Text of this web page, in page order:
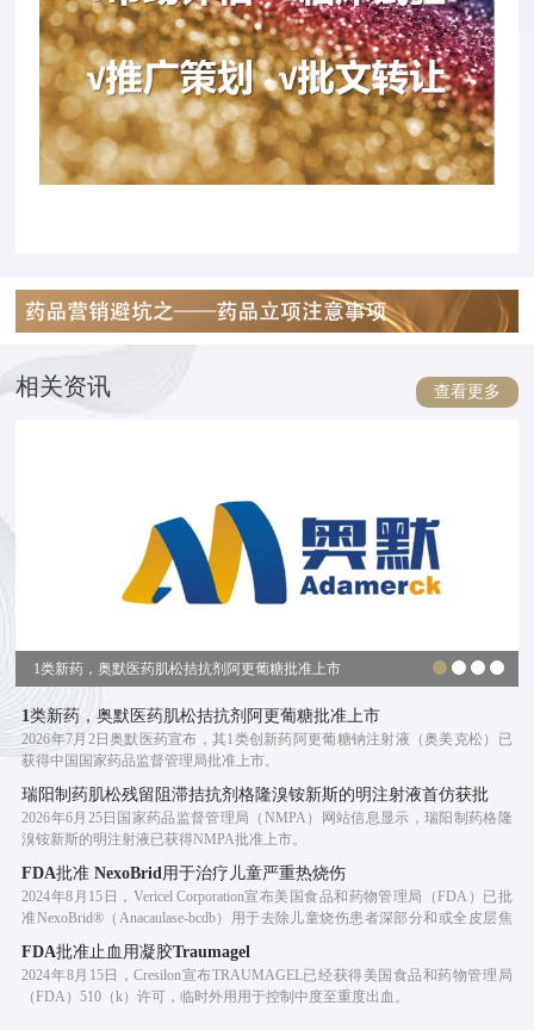
相关资讯 查看更多
1类新药，奥默医药肌松拮抗剂阿更葡糖批准上市
1类新药，奥默医药肌松拮抗剂阿更葡糖批准上市
2026年7月2日奥默医药宣布，其1类创新药阿更葡糖钠注射液（奥美克松）已
获得中国国家药品监督管理局批准上市。
瑞阳制药肌松残留阻滞拮抗剂格隆溴铵新斯的明注射液首仿获批
2026年6月25日国家药品监督管理局（NMPA）网站信息显示，瑞阳制药格隆
溴铵新斯的明注射液已获得NMPA批准上市。
FDA批准 NexoBrid用于治疗儿童严重热烧伤
2024年8月15日，Vericel Corporation宣布美国食品和药物管理局（FDA）已批
准NexoBrid®（Anacaulase-bcdb）用于去除儿童烧伤患者深部分和或全皮层焦
FDA批准止血用凝胶Traumagel
2024年8月15日，Cresilon宣布TRAUMAGEL已经获得美国食品和药物管理局
（FDA）510（k）许可，临时外用用于控制中度至重度出血。